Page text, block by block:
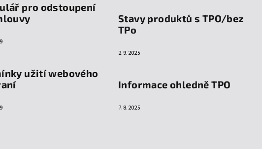
pro odstoupení
užití webového
Stavy produktů s TPO/bez
TPo
2.9.2025
Informace ohledně TPO
7.8.2025